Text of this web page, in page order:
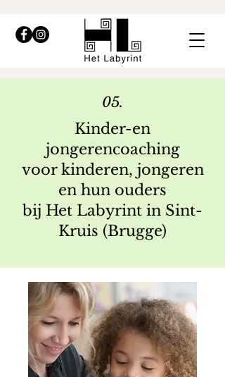
05.
Kinder-en
jongerencoaching
voor kinderen, jongeren
en hun ouders
bij Het Labyrint in Sint-
Kruis (Brugge)